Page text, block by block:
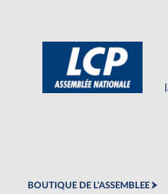
BOUTIQUE DE L'ASSEMBLEE